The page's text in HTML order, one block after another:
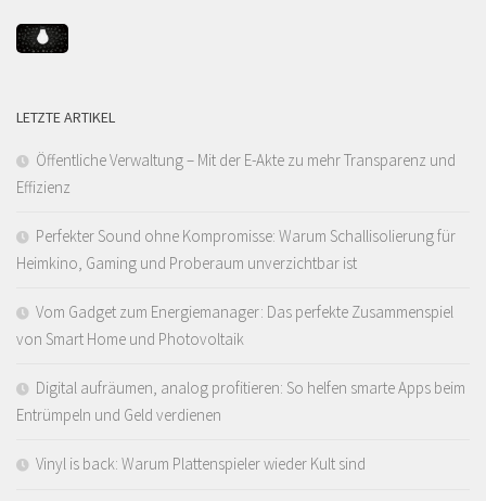
LETZTE ARTIKEL
Öffentliche Verwaltung – Mit der E-Akte zu mehr Transparenz und
Effizienz
Perfekter Sound ohne Kompromisse: Warum Schallisolierung für
Heimkino, Gaming und Proberaum unverzichtbar ist
Vom Gadget zum Energiemanager: Das perfekte Zusammenspiel
von Smart Home und Photovoltaik
Digital aufräumen, analog profitieren: So helfen smarte Apps beim
Entrümpeln und Geld verdienen
Vinyl is back: Warum Plattenspieler wieder Kult sind